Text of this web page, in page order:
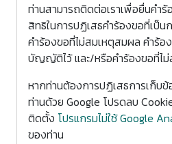
ท่านสามารถติดต่อเราเพื่อยื่นคำร้
สิทธิในการปฏิเสธคำร้องขอที่เป็น
คำร้องขอที่ไม่สมเหตุสมผล คำร้อ
บัญญัติไว้ และ/หรือคำร้องขอที่ไ
หากท่านต้องการปฏิเสธการเก็บ
ท่านด้วย Google โปรดลบ
ติดตั้ง โปรแกรมไม่ใช้ Google
ของท่าน